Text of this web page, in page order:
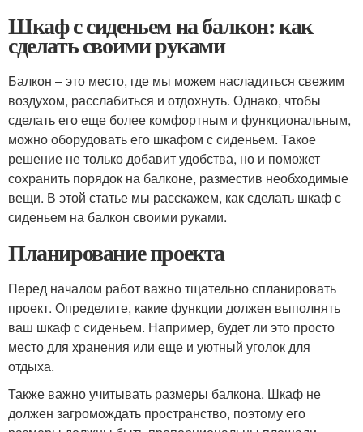
Шкаф с сиденьем на балкон: как
сделать своими руками
Балкон – это место, где мы можем насладиться свежим
воздухом, расслабиться и отдохнуть. Однако, чтобы
сделать его еще более комфортным и функциональным,
можно оборудовать его шкафом с сиденьем. Такое
решение не только добавит удобства, но и поможет
сохранить порядок на балконе, разместив необходимые
вещи. В этой статье мы расскажем, как сделать шкаф с
сиденьем на балкон своими руками.
Планирование проекта
Перед началом работ важно тщательно спланировать
проект. Определите, какие функции должен выполнять
ваш шкаф с сиденьем. Например, будет ли это просто
место для хранения или еще и уютный уголок для
отдыха.
Также важно учитывать размеры балкона. Шкаф не
должен загромождать пространство, поэтому его